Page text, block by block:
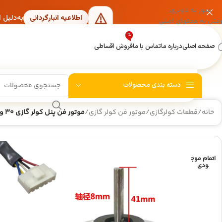
عبور به ناوبری
رفتن به محتوای اصلی
اطلاعیه انبارگردانی
صفحه اصلیدرباره ماتماس با مافروش اقساطی
%
دسته بندی محصولات
خانه/قطعات کولرگازی/موتور فن کولر گازی/موتور فن پنل کولر گازی 30 وات DC مدل RD-310-30-8 شفت کوتاه کولر اسپلیت
اتمام موج
ودی